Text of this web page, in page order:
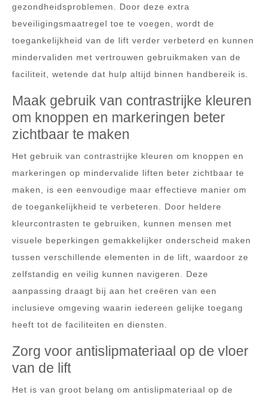
gezondheidsproblemen. Door deze extra
beveiligingsmaatregel toe te voegen, wordt de
toegankelijkheid van de lift verder verbeterd en kunnen
mindervaliden met vertrouwen gebruikmaken van de
faciliteit, wetende dat hulp altijd binnen handbereik is.
Maak gebruik van contrastrijke kleuren
om knoppen en markeringen beter
zichtbaar te maken
Het gebruik van contrastrijke kleuren om knoppen en
markeringen op mindervalide liften beter zichtbaar te
maken, is een eenvoudige maar effectieve manier om
de toegankelijkheid te verbeteren. Door heldere
kleurcontrasten te gebruiken, kunnen mensen met
visuele beperkingen gemakkelijker onderscheid maken
tussen verschillende elementen in de lift, waardoor ze
zelfstandig en veilig kunnen navigeren. Deze
aanpassing draagt bij aan het creëren van een
inclusieve omgeving waarin iedereen gelijke toegang
heeft tot de faciliteiten en diensten.
Zorg voor antislipmateriaal op de vloer
van de lift
Het is van groot belang om antislipmateriaal op de